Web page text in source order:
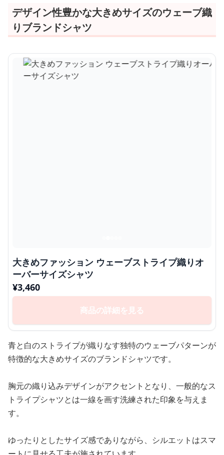
デザイン性豊かな大きめサイズのウェーブ織
りブランドシャツ
大きめファッション ウェーブストライプ織りオ
ーバーサイズシャツ
¥3,460
商品の詳細を見る
青と白のストライプが織りなす独特のウェーブパターンが
特徴的な大きめサイズのブランドシャツです。
胸元の織り込みデザインがアクセントとなり、一般的なス
トライプシャツとは一線を画す洗練された印象を与えま
す。
ゆったりとしたサイズ感でありながら、シルエットはスマ